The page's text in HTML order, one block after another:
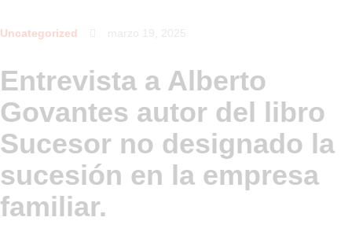
Uncategorized marzo 19, 2025
Entrevista a Alberto
Govantes autor del libro
Sucesor no designado la
sucesión en la empresa
familiar.